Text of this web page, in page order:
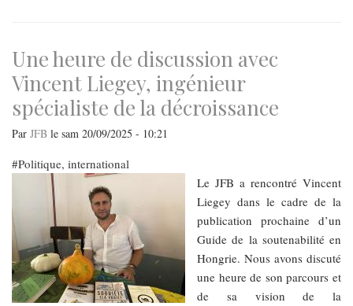
d’excellence
célébré
à
la
galerie
Vigadó
Une heure de discussion avec
Vincent Liegey, ingénieur
spécialiste de la décroissance
Par JFB le sam 20/09/2025 - 10:21
Politique, international
Le JFB a rencontré Vincent
Liegey dans le cadre de la
publication prochaine d’un
Guide de la soutenabilité en
Hongrie. Nous avons discuté
une heure de son parcours et
de sa vision de la